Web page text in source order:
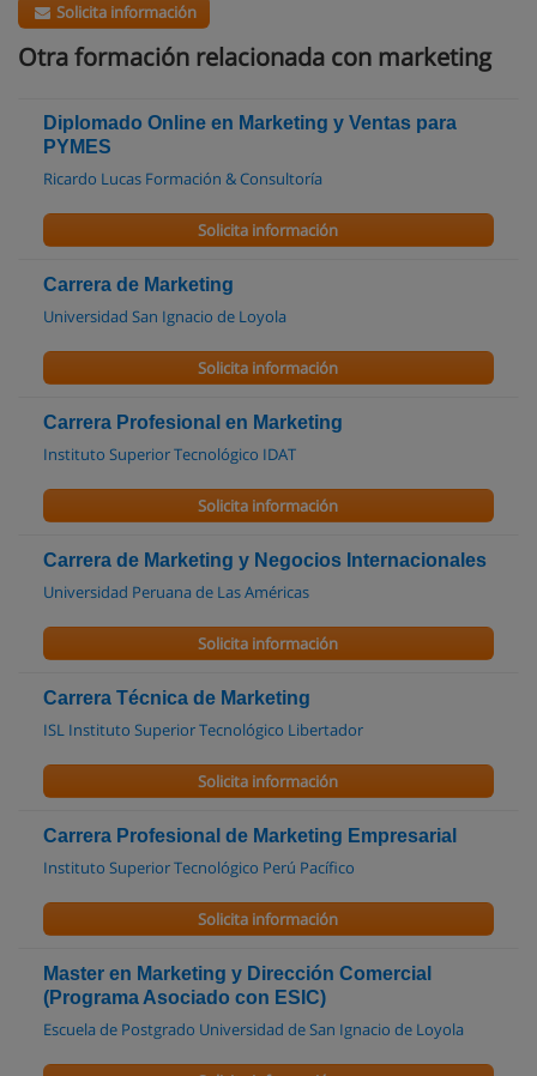
Solicita información
Otra formación relacionada con marketing
Diplomado Online en Marketing y Ventas para
PYMES
Ricardo Lucas Formación & Consultoría
Solicita información
Carrera de Marketing
Universidad San Ignacio de Loyola
Solicita información
Carrera Profesional en Marketing
Instituto Superior Tecnológico IDAT
Solicita información
Carrera de Marketing y Negocios Internacionales
Universidad Peruana de Las Américas
Solicita información
Carrera Técnica de Marketing
ISL Instituto Superior Tecnológico Libertador
Solicita información
Carrera Profesional de Marketing Empresarial
Instituto Superior Tecnológico Perú Pacífico
Solicita información
Master en Marketing y Dirección Comercial
(Programa Asociado con ESIC)
Escuela de Postgrado Universidad de San Ignacio de Loyola